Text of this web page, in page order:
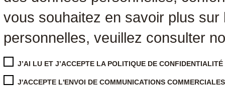
vous souhaitez en savoir plus
personnelles, veuillez consulter
J’AI LU ET J’ACCEPTE LA POLITIQUE DE CONFIDENTIALITÉ
J'ACCEPTE L'ENVOI DE COMMUNICATIONS